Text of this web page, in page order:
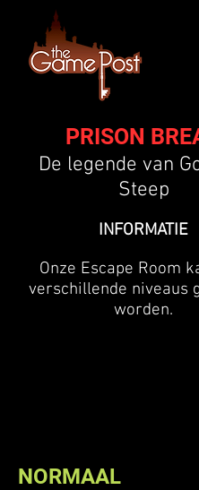
PRISON
De legende van
Steep
INFORMATIE
Onze Escape Room
verschillende niveaus
worden.
NORMAAL